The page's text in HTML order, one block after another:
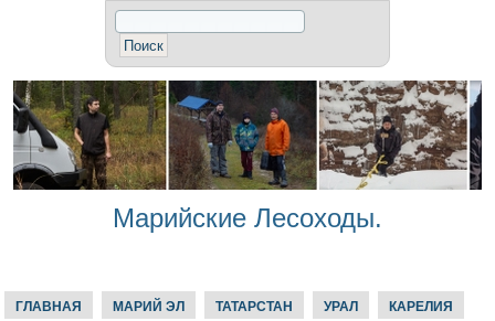
Марийские Лесоходы.
ГЛАВНАЯ МАРИЙ ЭЛ ТАТАРСТАН УРАЛ КАРЕЛИЯ